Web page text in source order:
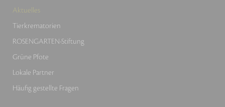
Aktuelles
Tierkrematorien
ROSENGARTEN-Stiftung
Grüne Pfote
Lokale Partner
Häufig gestellte Fragen